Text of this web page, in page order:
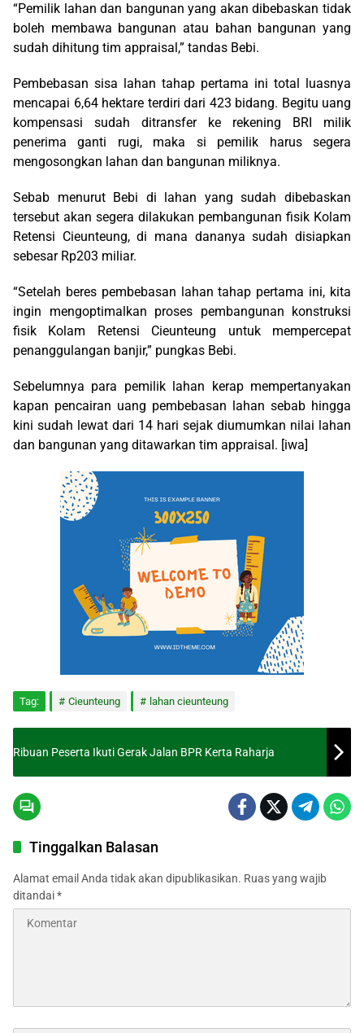
“Pemilik lahan dan bangunan yang akan dibebaskan tidak
boleh membawa bangunan atau bahan bangunan yang
sudah dihitung tim appraisal,” tandas Bebi.
Pembebasan sisa lahan tahap pertama ini total luasnya
mencapai 6,64 hektare terdiri dari 423 bidang. Begitu uang
kompensasi sudah ditransfer ke rekening BRI milik
penerima ganti rugi, maka si pemilik harus segera
mengosongkan lahan dan bangunan miliknya.
Sebab menurut Bebi di lahan yang sudah dibebaskan
tersebut akan segera dilakukan pembangunan fisik Kolam
Retensi Cieunteung, di mana dananya sudah disiapkan
sebesar Rp203 miliar.
“Setelah beres pembebasan lahan tahap pertama ini, kita
ingin mengoptimalkan proses pembangunan konstruksi
fisik Kolam Retensi Cieunteung untuk mempercepat
penanggulangan banjir,” pungkas Bebi.
Sebelumnya para pemilik lahan kerap mempertanyakan
kapan pencairan uang pembebasan lahan sebab hingga
kini sudah lewat dari 14 hari sejak diumumkan nilai lahan
dan bangunan yang ditawarkan tim appraisal. [iwa]
Tag: Cieunteung lahan cieunteung
Ribuan Peserta Ikuti Gerak Jalan BPR Kerta Raharja
Tinggalkan Balasan
Alamat email Anda tidak akan dipublikasikan. Ruas yang wajib
ditandai*